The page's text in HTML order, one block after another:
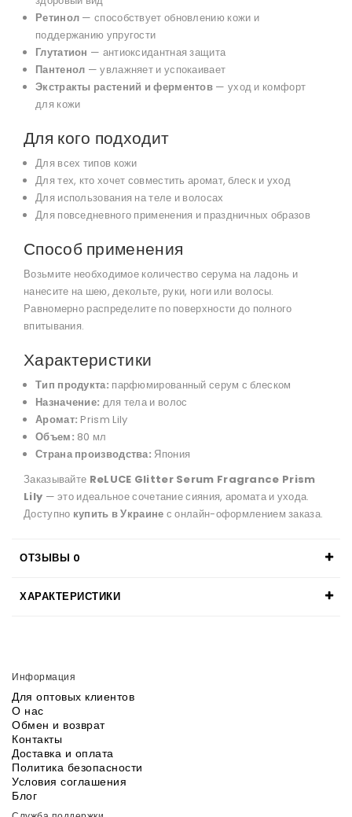
Ретинол — способствует обновлению кожи и
поддержанию упругости
Глутатион — антиоксидантная защита
Пантенол — увлажняет и успокаивает
Экстракты растений и ферментов — уход и комфорт
для кожи
Для кого подходит
Для всех типов кожи
Для тех, кто хочет совместить аромат, блеск и уход
Для использования на теле и волосах
Для повседневного применения и праздничных образов
Способ применения
Возьмите необходимое количество серума на ладонь и
нанесите на шею, декольте, руки, ноги или волосы.
Равномерно распределите по поверхности до полного
впитывания.
Характеристики
Тип продукта: парфюмированный серум с блеском
Назначение: для тела и волос
Аромат: Prism Lily
Объем: 80 мл
Страна производства: Япония
Заказывайте ReLUCE Glitter Serum Fragrance Prism
Lily — это идеальное сочетание сияния, аромата и ухода.
Доступно купить в Украине с онлайн-оформлением заказа.
ОТЗЫВЫ 0
ХАРАКТЕРИСТИКИ
Информация
Для оптовых клиентов
О нас
Обмен и возврат
Контакты
Доставка и оплата
Политика безопасности
Условия соглашения
Блог